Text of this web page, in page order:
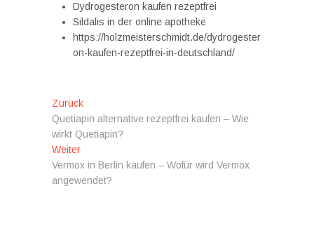
Dydrogesteron kaufen rezeptfrei
Sildalis in der online apotheke
https://holzmeisterschmidt.de/dydrogester
on-kaufen-rezeptfrei-in-deutschland/
Beitragsnavigation
ZurückVorheriger
Beitrag:
Quetiapin alternative rezeptfrei kaufen – Wie
wirkt Quetiapin?
WeiterNächster
Beitrag:
Vermox in Berlin kaufen – Wofür wird Vermox
angewendet?